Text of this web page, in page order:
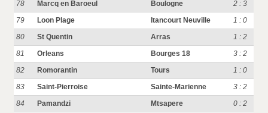
78 Marcq en Baroeul Boulogne
2 : 3
79
Loon Plage Itancourt Neuville
1 : 0
80
St Quentin Arras
1 : 2
81
Orleans Bourges 18
3 : 2
82
Romorantin Tours
1 : 0
83
Saint-Pierroise Sainte-Marienne
3 : 2
84
Pamandzi Mtsapere
0 : 2